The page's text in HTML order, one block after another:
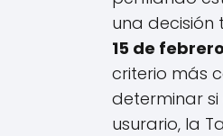
una
15 de
criterio más
determinar si
usurario, la